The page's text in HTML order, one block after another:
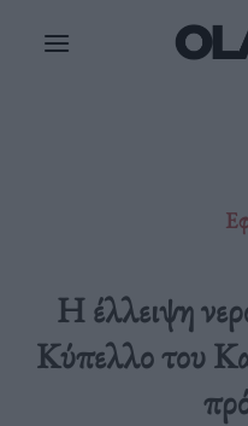
Η έλλειψη
Κύπελλο του